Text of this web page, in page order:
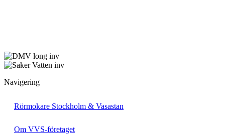
Navigering
Rörmokare Stockholm & Vasastan
Om VVS-företaget